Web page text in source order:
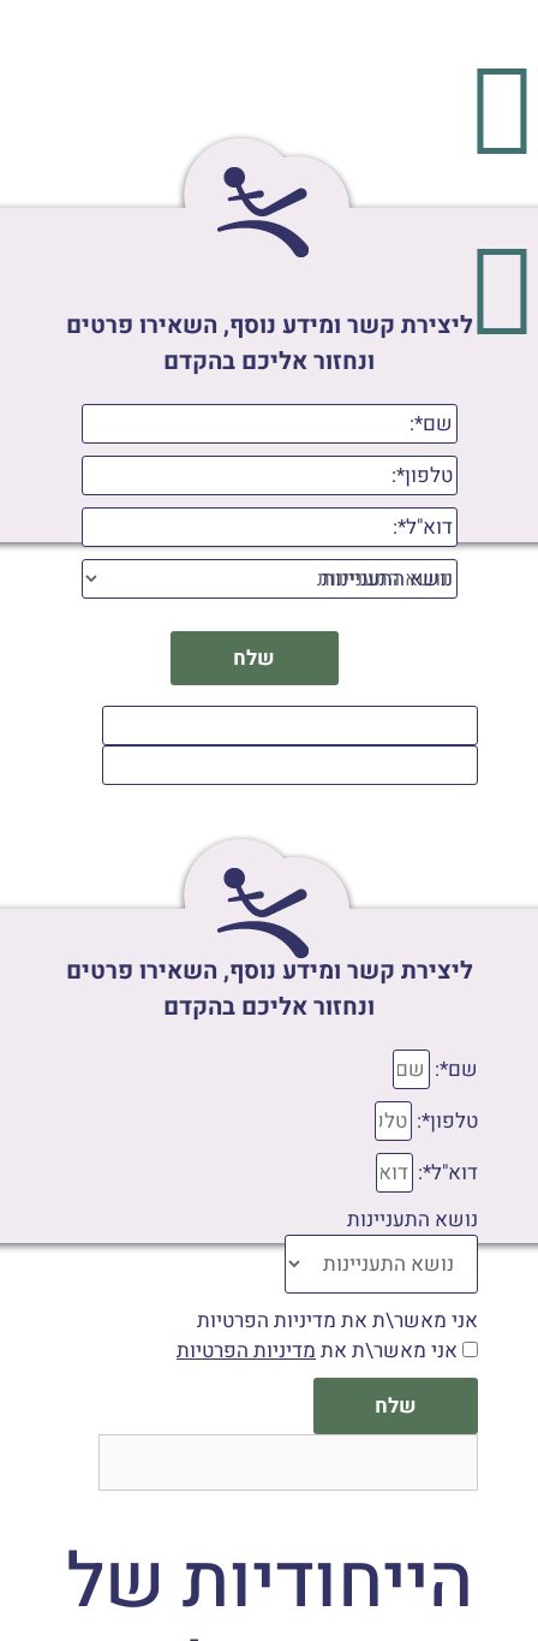
ליצירת קשר ומידע נוסף, השאירו פרטים
ונחזור אליכם בהקדם
שם*:
טלפון*:
דוא"ל*:
נושא התעניינות
ליצירת קשר ומידע נוסף, השאירו פרטים
ונחזור אליכם בהקדם
שם*:
טלפון*:
דוא"ל*:
נושא התעניינות
אני מאשר\ת את מדיניות הפרטיות
אני מאשר\ת את מדיניות הפרטיות
שלח
הייחודיות של